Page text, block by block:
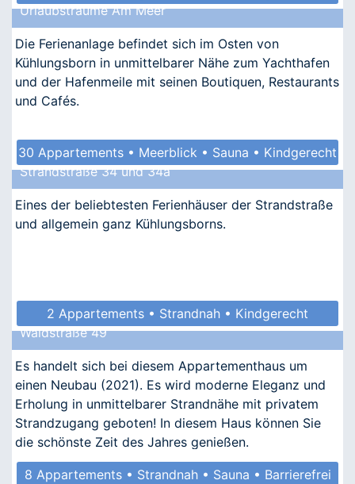
• Allergikergeeignet
Urlaubsträume Am Meer
Die Ferienanlage befindet sich im Osten von
Kühlungsborn in unmittelbarer Nähe zum Yachthafen
und der Hafenmeile mit seinen Boutiquen, Restaurants
und Cafés.
30 Appartements • Meerblick • Sauna • Kindgerecht
• Barrierefrei
Strandstraße 34 und 34a
Eines der beliebtesten Ferienhäuser der Strandstraße
und allgemein ganz Kühlungsborns.
2 Appartements • Strandnah • Kindgerecht
Waldstraße 49
Es handelt sich bei diesem Appartementhaus um
einen Neubau (2021). Es wird moderne Eleganz und
Erholung in unmittelbarer Strandnähe mit privatem
Strandzugang geboten! In diesem Haus können Sie
die schönste Zeit des Jahres genießen.
8 Appartements • Strandnah • Sauna • Barrierefrei